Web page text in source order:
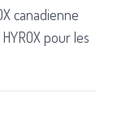
canadienne
pour les